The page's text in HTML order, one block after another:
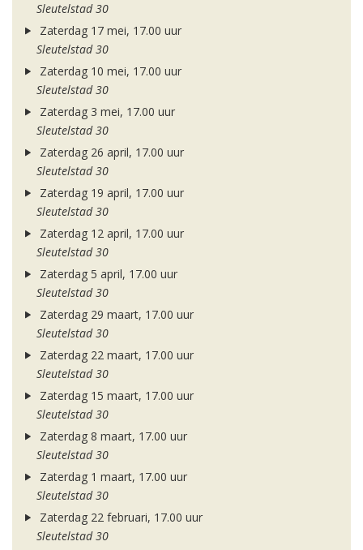
Sleutelstad 30
Zaterdag 17 mei, 17.00 uur
Sleutelstad 30
Zaterdag 10 mei, 17.00 uur
Sleutelstad 30
Zaterdag 3 mei, 17.00 uur
Sleutelstad 30
Zaterdag 26 april, 17.00 uur
Sleutelstad 30
Zaterdag 19 april, 17.00 uur
Sleutelstad 30
Zaterdag 12 april, 17.00 uur
Sleutelstad 30
Zaterdag 5 april, 17.00 uur
Sleutelstad 30
Zaterdag 29 maart, 17.00 uur
Sleutelstad 30
Zaterdag 22 maart, 17.00 uur
Sleutelstad 30
Zaterdag 15 maart, 17.00 uur
Sleutelstad 30
Zaterdag 8 maart, 17.00 uur
Sleutelstad 30
Zaterdag 1 maart, 17.00 uur
Sleutelstad 30
Zaterdag 22 februari, 17.00 uur
Sleutelstad 30